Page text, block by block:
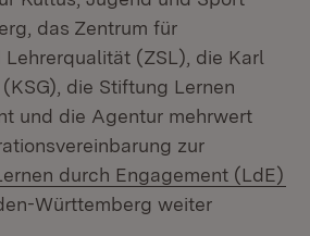
das Zentrum für
(ZSL), die Karl
die Stiftung Lernen
und die Agentur mehrwert
zur
durch Engagement (LdE)
Württemberg weiter